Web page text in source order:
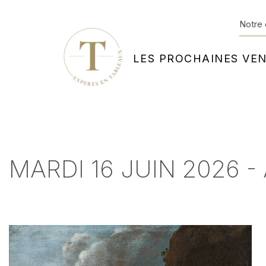
LES PROCHAINES
Notre
MARDI 16 JUIN 2026 -